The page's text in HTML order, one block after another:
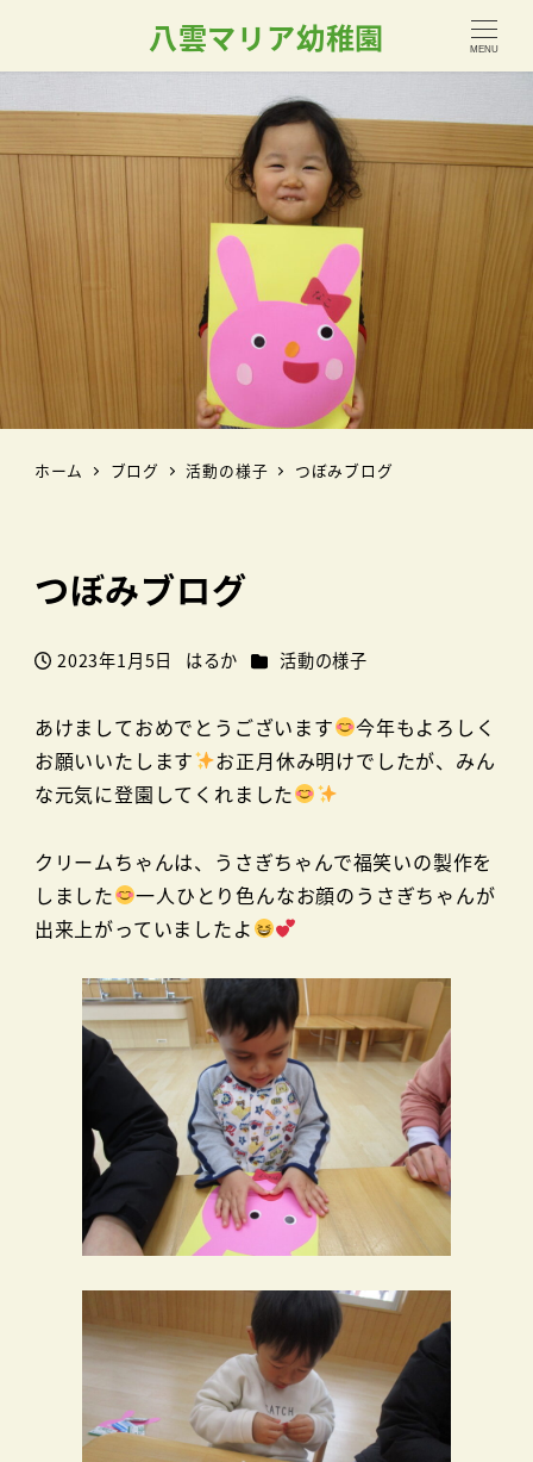
八雲マリア幼稚園 MENU
ホーム ブログ 活動の様子 つぼみブログ
つぼみブログ
投稿日
2023年1月5日
著
はるか カテゴリー
活動の様子
あけましておめでとうございます
今年もよろしく
お願いいたします
お正月休み明けでしたが、みん
な元気に登園してくれました
クリームちゃんは、うさぎちゃんで福笑いの製作を
しました
一人ひとり色んなお顔のうさぎちゃんが
出来上がっていましたよ